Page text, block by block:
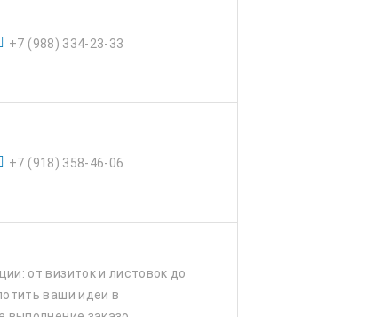
+7 (988) 334-23-33
+7 (918) 358-46-06
от визиток и листовок до
ваши идеи в